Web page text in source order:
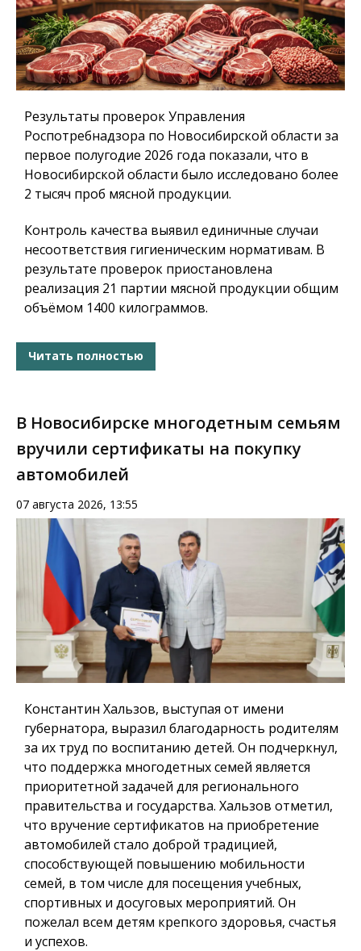
Результаты проверок Управления
Роспотребнадзора по Новосибирской области за
первое полугодие 2026 года показали, что в
Новосибирской области было исследовано более
2 тысяч проб мясной продукции.
Контроль качества выявил единичные случаи
несоответствия гигиеническим нормативам. В
результате проверок приостановлена
реализация 21 партии мясной продукции общим
объёмом 1400 килограммов.
Читать полностью
В Новосибирске многодетным семьям
вручили сертификаты на покупку
автомобилей
07 августа 2026, 13:55
Константин Хальзов, выступая от имени
губернатора, выразил благодарность родителям
за их труд по воспитанию детей. Он подчеркнул,
что поддержка многодетных семей является
приоритетной задачей для регионального
правительства и государства. Хальзов отметил,
что вручение сертификатов на приобретение
автомобилей стало доброй традицией,
способствующей повышению мобильности
семей, в том числе для посещения учебных,
спортивных и досуговых мероприятий. Он
пожелал всем детям крепкого здоровья, счастья
и успехов.